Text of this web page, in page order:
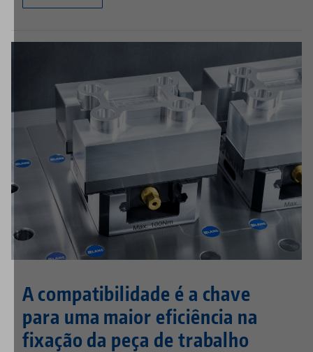
A compatibilidade é a chave
para uma maior eficiência na
fixação da peça de trabalho